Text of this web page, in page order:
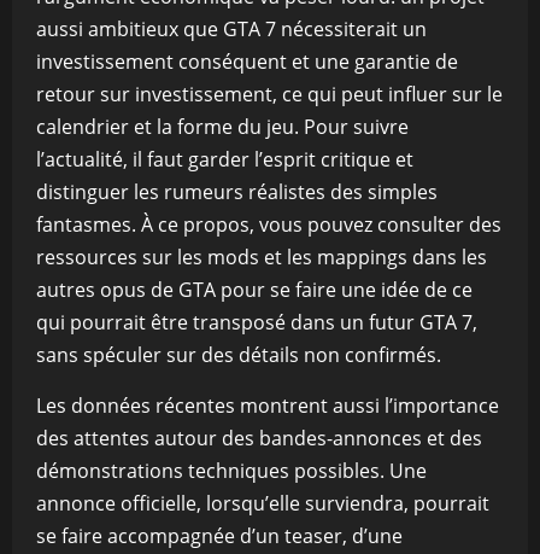
aussi ambitieux que GTA 7 nécessiterait un
investissement conséquent et une garantie de
retour sur investissement, ce qui peut influer sur le
calendrier et la forme du jeu. Pour suivre
l’actualité, il faut garder l’esprit critique et
distinguer les rumeurs réalistes des simples
fantasmes. À ce propos, vous pouvez consulter des
ressources sur les mods et les mappings dans les
autres opus de GTA pour se faire une idée de ce
qui pourrait être transposé dans un futur GTA 7,
sans spéculer sur des détails non confirmés.
Les données récentes montrent aussi l’importance
des attentes autour des bandes-annonces et des
démonstrations techniques possibles. Une
annonce officielle, lorsqu’elle surviendra, pourrait
se faire accompagnée d’un teaser, d’une